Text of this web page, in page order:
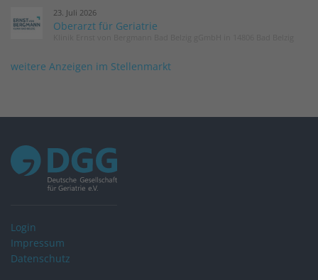
23. Juli 2026
Oberarzt für Geriatrie
weitere Anzeigen im Stellenmarkt
Login
Impressum
Datenschutz